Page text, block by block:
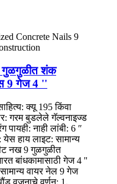
गुळगुळीत शंक
9 गेज 4 ''
क्यू 195 किंवा
गरम बुडलेले गॅल्वनाइज्ड
पायही: नाही लांबी: 6 ″
येस हाय लाइट: सामान्य
नख 9 गुळगुळीत
बांधकामासाठी गेज 4 ''
वायर नेल 9 गेज
वजनाचे वर्णन: 1.